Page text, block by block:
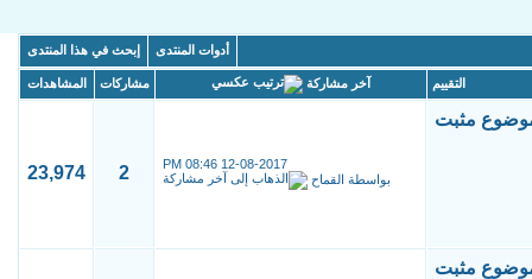
أدوات المنتدى إبحث في هذا المنتدى
التقييم آخر مشاركة مشاركات المشاهدات
12-08-2017
08:46 PM
بواسطة القماح 2
23,974